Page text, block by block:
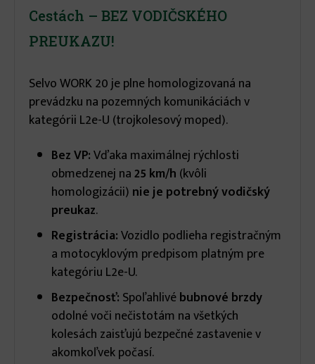
Cestách – BEZ VODIČSKÉHO
PREUKAZU!
Selvo WORK 20 je plne homologizovaná na
prevádzku na pozemných komunikáciách v
kategórii L2e-U (trojkolesový moped).
Bez VP:Vďaka maximálnej rýchlosti
obmedzenej na25 km/h (kvôli
homologizácii) nie je potrebný vodičský
preukaz.
Registrácia:Vozidlo podlieha registračným
a motocyklovým predpisom platným pre
kategóriu L2e-U.
Bezpečnosť: Spoľahlivébubnové brzdy
odolné voči nečistotám na všetkých
kolesách zaisťujú bezpečné zastavenie v
akomkoľvek počasí.